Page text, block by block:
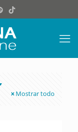
Mostrar todo